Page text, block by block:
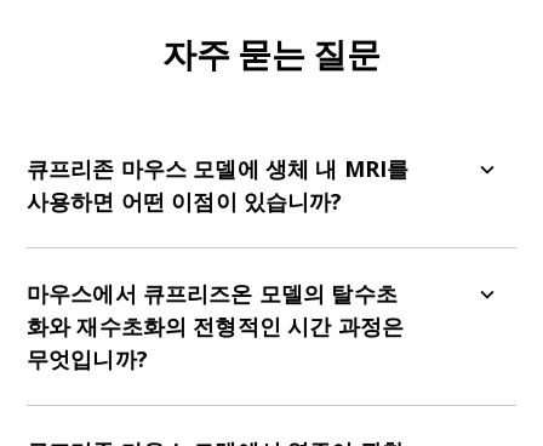
자주 묻는 질문
큐프리존 마우스 모델에 생체 내 MRI를
사용하면 어떤 이점이 있습니까?
평가하기 위해 자기화 전달 비율(MTR)을 사용합니
다.
마우스에서 큐프리즈온 모델의 탈수초
화와 재수초화의 전형적인 시간 과정은
무엇입니까?